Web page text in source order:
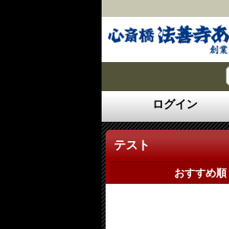
ログイン
テスト
おすすめ順